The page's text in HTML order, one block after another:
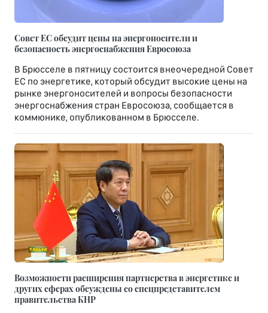
Совет ЕС обсудит цены на энергоносители и
безопасность энергоснабжения Евросоюза
В Брюсселе в пятницу состоится внеочередной Совет
ЕС по энергетике, который обсудит высокие цены на
рынке энергоносителей и вопросы безопасности
энергоснабжения стран Евросоюза, сообщается в
коммюнике, опубликованном в Брюсселе.
Возможности расширения партнерства в энергетике и
других сферах обсуждены со спецпредставителем
правительства КНР